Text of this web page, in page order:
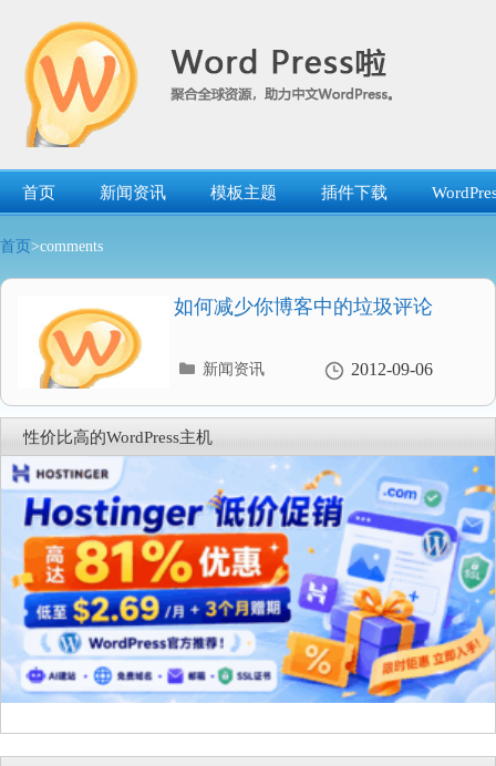
首页 新闻资讯 模板主题 插件下载
首页 >comments
如何减少你博客中的垃圾评论
2012-09-06
分
录
新闻资讯
性价比高的WordPress主机